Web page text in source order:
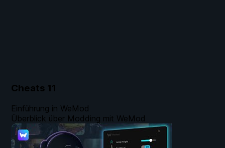
Cheats 11
Einführung in WeMod
Überblick über Modding mit WeMod